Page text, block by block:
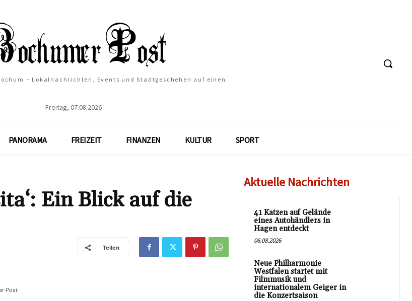
– Lokalnachrichten, Events und Stadtgeschehen auf einen
Freitag, 07.08.2026
PANORAMA FREIZEIT FINANZEN KULTUR SPORT
Ein Blick auf die
Teilen
Post
Aktuelle Nachrichten
41 Katzen auf Gelände
eines Autohändlers in
Hagen entdeckt
06.08.2026
Neue Philharmonie
Westfalen startet mit
Filmmusik und
internationalem Geiger in
die Konzertsaison